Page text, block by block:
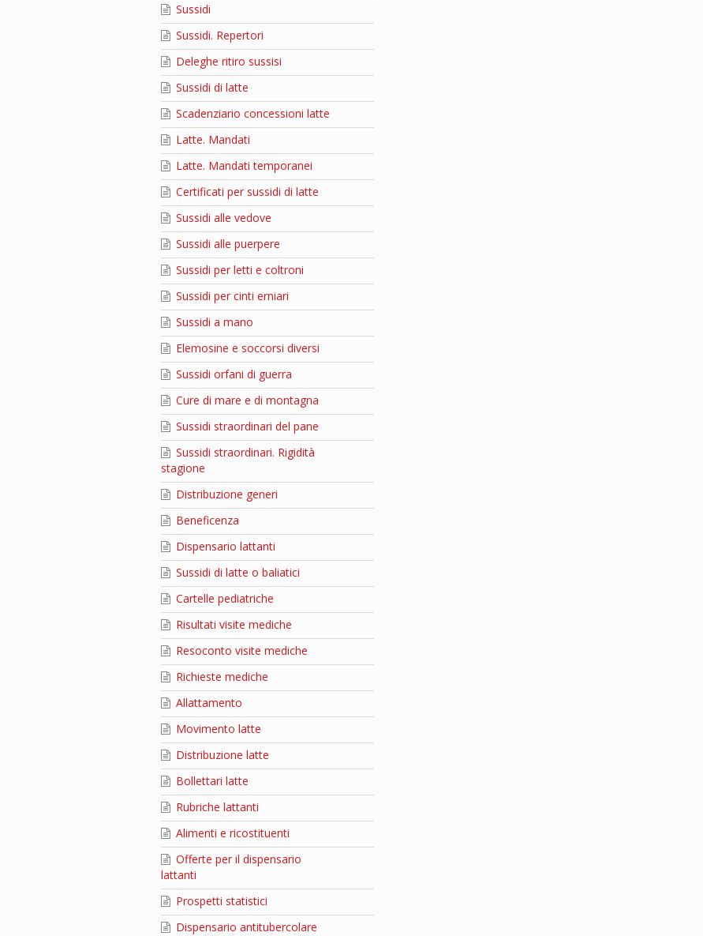
Sussidi
Sussidi. Repertori
Deleghe ritiro sussisi
Sussidi di latte
Scadenziario concessioni latte
Latte. Mandati
Latte. Mandati temporanei
Certificati per sussidi di latte
Sussidi alle vedove
Sussidi alle puerpere
Sussidi per letti e coltroni
Sussidi per cinti erniari
Sussidi a mano
Elemosine e soccorsi diversi
Sussidi orfani di guerra
Cure di mare e di montagna
Sussidi straordinari del pane
Sussidi straordinari. Rigidità
stagione
Distribuzione generi
Beneficenza
Dispensario lattanti
Sussidi di latte o baliatici
Cartelle pediatriche
Risultati visite mediche
Resoconto visite mediche
Richieste mediche
Allattamento
Movimento latte
Distribuzione latte
Bollettari latte
Rubriche lattanti
Alimenti e ricostituenti
Offerte per il dispensario
lattanti
Prospetti statistici
Dispensario antitubercolare